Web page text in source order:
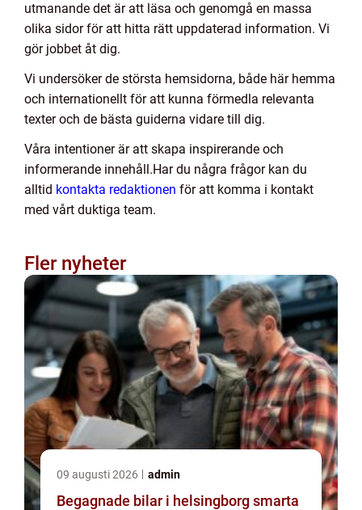
utmanande det är att läsa och genomgå en massa
olika sidor för att hitta rätt uppdaterad information. Vi
gör jobbet åt dig.
Vi undersöker de största hemsidorna, både här hemma
och internationellt för att kunna förmedla relevanta
texter och de bästa guiderna vidare till dig.
Våra intentioner är att skapa inspirerande och
informerande innehåll.Har du några frågor kan du
alltid kontakta redaktionen för att komma i kontakt
med vårt duktiga team.
Fler nyheter
09 augusti 2026 admin
Begagnade bilar i helsingborg smarta